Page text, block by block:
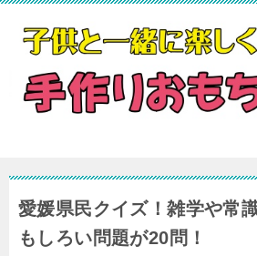
愛媛県民クイズ！雑学や常
もしろい問題が20問！